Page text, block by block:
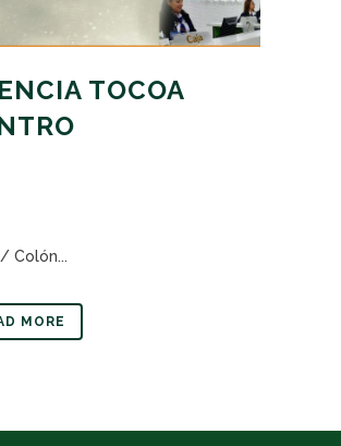
TOCOA
Colón...
MORE